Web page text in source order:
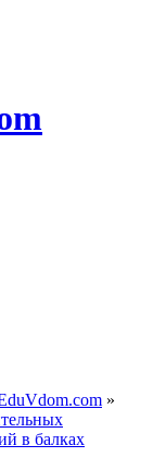
»
в балках